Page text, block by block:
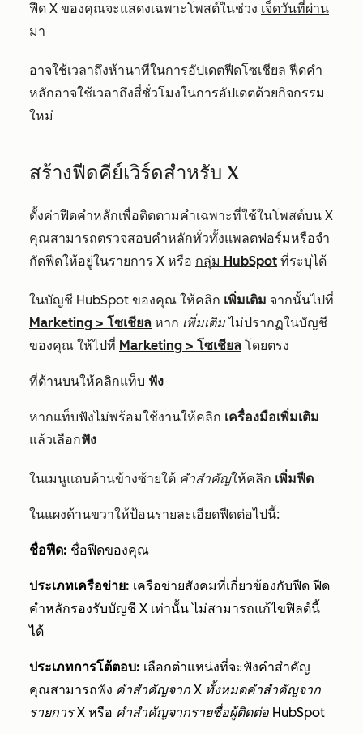
ฟีด X ของคุณจะแสดงเฉพาะโพสต์ในช่วง เจ็ดวันที่ผ่าน
มา
อาจใช้เวลาถึงห้านาทีในการอัปเดตฟีดโซเชียล ฟีดคำ
หลักอาจใช้เวลาถึงสี่ชั่วโมงในการอัปเดตด้วยกิจกรรม
ใหม่
สร้างฟีดคีย์เวิร์ดสำหรับ X
ตั้งค่าฟีดคำหลักเพื่อติดตามคำเฉพาะที่ใช้ในโพสต์บน X
คุณสามารถตรวจสอบคำหลักทั่วทั้งแพลตฟอร์มหรือจำ
กัดฟีดให้อยู่ในรายการ X หรือ กลุ่ม HubSpot ที่ระบุได้
ในบัญชี HubSpot ของคุณ ให้คลิก เพิ่มเติม จากนั้นไปที่
Marketing > โซเชียล หาก เพิ่มเติมไม่ปรากฏในบัญชี
ของคุณ ให้ไปที่ Marketing > โซเชียล โดยตรง
ที่ด้านบนให้คลิกแท็บ ฟัง
หากแท็บฟังไม่พร้อมใช้งานให้คลิก เครื่องมือเพิ่มเติม
แล้วเลือกฟัง
ในเมนูแถบด้านข้างซ้ายใต้ คำสำคัญให้คลิก เพิ่มฟีด
ในแผงด้านขวาให้ป้อนรายละเอียดฟีดต่อไปนี้:
ชื่อฟีด: ชื่อฟีดของคุณ
ประเภทเครือข่าย: เครือข่ายสังคมที่เกี่ยวข้องกับฟีด ฟีด
คำหลักรองรับบัญชี X เท่านั้น ไม่สามารถแก้ไขฟิลด์นี้
ได้
ประเภทการโต้ตอบ: เลือกตำแหน่งที่จะฟังคำสำคัญ
คุณสามารถฟัง คำสำคัญจาก X ทั้งหมดคำสำคัญจาก
รายการ X หรือ คำสำคัญจากรายชื่อผู้ติดต่อ HubSpot